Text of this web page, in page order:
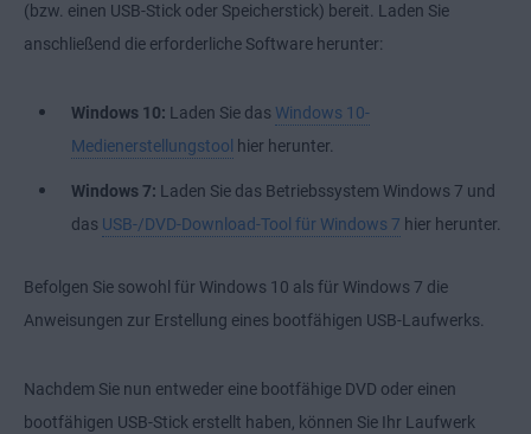
(bzw. einen USB-Stick oder Speicherstick) bereit. Laden Sie
anschließend die erforderliche Software herunter:
Windows 10: Laden Sie das Windows 10-
Medienerstellungstool hier herunter.
Windows 7: Laden Sie das Betriebssystem Windows 7 und
das USB-/DVD-Download-Tool für Windows 7 hier herunter.
Befolgen Sie sowohl für Windows 10 als für Windows 7 die
Anweisungen zur Erstellung eines bootfähigen USB-Laufwerks.
Nachdem Sie nun entweder eine bootfähige DVD oder einen
bootfähigen USB-Stick erstellt haben, können Sie Ihr Laufwerk